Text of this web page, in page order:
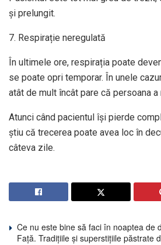
și prelungit.
7. Respirație neregulată
În ultimele ore, respirația poate
se poate opri temporar. În unele
atât de mult încât pare că persoana a
Atunci când pacientul își pierde
știu că trecerea poate avea loc în
câteva zile.
Ce nu este bine să faci în noaptea de
Față. Tradițiile și superstițiile păstrate